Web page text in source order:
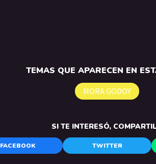
TEMAS QUE APARECEN EN
MORA GODOY
SI TE INTERESÓ,
FACEBOOK TWITTER